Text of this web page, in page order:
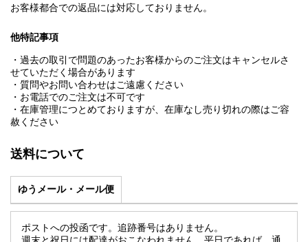
お客様都合での返品には対応しておりません。
他特記事項
・過去の取引で問題のあったお客様からのご注文はキャンセルさ
せていただく場合があります
・質問やお問い合わせはご遠慮ください
・お電話でのご注文は不可です
・在庫管理につとめておりますが、在庫なし売り切れの際はご容
赦ください
送料について
ゆうメール・メール便
ポストへの投函です。追跡番号はありません。